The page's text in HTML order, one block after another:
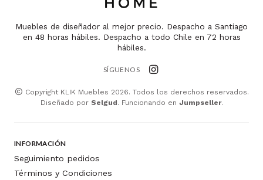
Muebles de diseñador al mejor precio. Despacho a Santiago
en 48 horas hábiles. Despacho a todo Chile en 72 horas
hábiles.
SÍGUENOS
Copyright KLIK Muebles 2026. Todos los derechos reservados.
Diseñado por Selgud. Funcionando en Jumpseller.
INFORMACIÓN
Seguimiento pedidos
Términos y Condiciones